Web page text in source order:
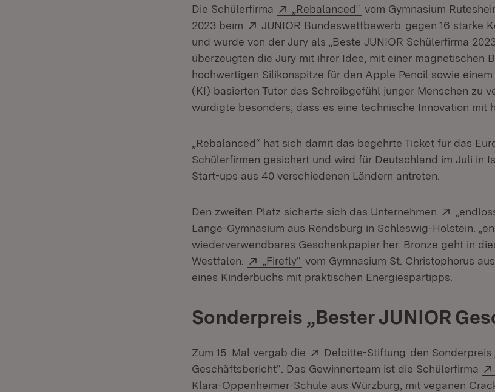
Die Schülerfirma Extern:
„Rebalanced“ (Öffnet in neuem Fenster)
vom Gymnasium
2023 beim
Extern:
JUNIOR Bundeswettbewerb (Öffnet in neuem
gegen 16 starke
und wurde von der Jury als „Beste JUNIOR Schülerfirma
überzeugten die Jury mit ihrer Idee, mit einer magnetischen
hochwertigen Silikonspitze für den Apple Pencil sowie
(KI) basierten Tutor das Schreibgefühl junger Menschen zu
würdigte besonders, dass es eine technische Innovation mit
„Rebalanced“ hat sich damit das begehrte Ticket für das
Schülerfirmen gesichert und wird für Deutschland im Juli in
Start-ups aus 40 verschiedenen Ländern antreten.
Den zweiten Platz sicherte sich das Unternehmen Extern:
Lange-Gymnasium aus Rendsburg in Schleswig-Holstein.
wiederverwendbares Geschenkpapier her. Bronze geht in
Westfalen.
Extern:
„Firefly“ (Öffnet in neuem Fenster)
vom Gymnasium St. Christophorus
eines Kinderbuchs mit praktischen Energiespartipps.
Sonderpreis „Bester JUNIOR
Zum 15. Mal vergab die Extern:
Deloitte-Stiftung (Öffnet in neuem
den Sonderpreis
Geschäftsbericht“. Das Gewinnerteam ist die Schülerfirma
Klara-Oppenheimer-Schule aus Würzburg, mit veganen